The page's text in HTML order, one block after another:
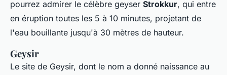
pourrez admirer le célèbre geyser Strokkur, qui entre
en éruption toutes les 5 à 10 minutes, projetant de
l'eau bouillante jusqu'à 30 mètres de hauteur.
Geysir
Le site de Geysir, dont le nom a donné naissance au